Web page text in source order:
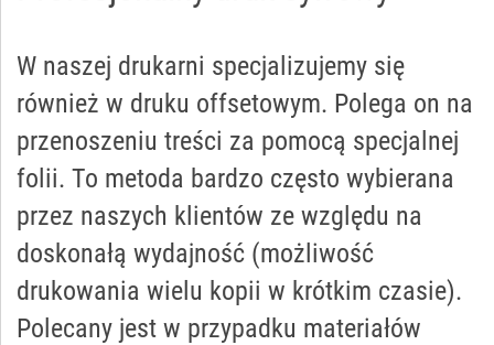
W naszej drukarni specjalizujemy się
również w druku offsetowym. Polega on na
przenoszeniu treści za pomocą specjalnej
folii. To metoda bardzo często wybierana
przez naszych klientów ze względu na
doskonałą wydajność (możliwość
drukowania wielu kopii w krótkim czasie).
Polecany jest w przypadku materiałów